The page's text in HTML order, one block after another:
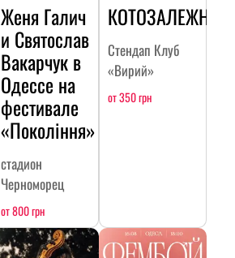
Женя Галич
и Святослав
Вакарчук в
Одессе на
фестивале
«Покоління»
стадион
Черноморец
от 800 грн
Стендап Клуб
«Вирий»
от 350 грн